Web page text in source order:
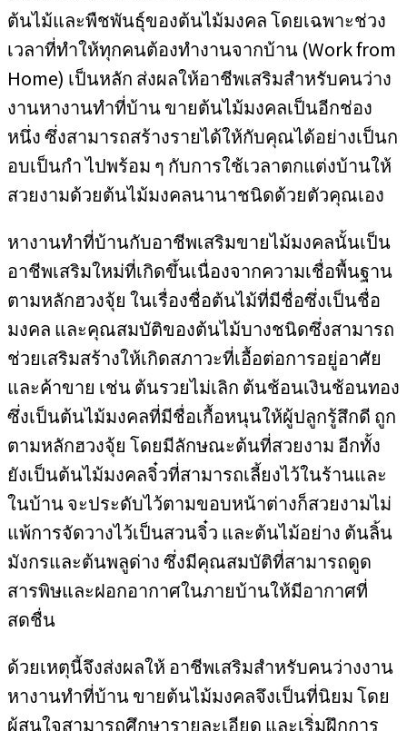
ต้นไม้และพืชพันธุ์ของต้นไม้มงคล โดยเฉพาะช่วง
เวลาที่ทำให้ทุกคนต้องทำงานจากบ้าน (Work from
Home) เป็นหลัก ส่งผลให้อาชีพเสริมสำหรับคนว่าง
งานหางานทำที่บ้าน ขายต้นไม้มงคลเป็นอีกช่อง
หนึ่ง ซึ่งสามารถสร้างรายได้ให้กับคุณได้อย่างเป็นก
อบเป็นกำ ไปพร้อม ๆ กับการใช้เวลาตกแต่งบ้านให้
สวยงามด้วยต้นไม้มงคลนานาชนิดด้วยตัวคุณเอง
หางานทำที่บ้านกับอาชีพเสริมขายไม้มงคลนั้นเป็น
อาชีพเสริมใหม่ที่เกิดขึ้นเนื่องจากความเชื่อพื้นฐาน
ตามหลักฮวงจุ้ย ในเรื่องชื่อต้นไม้ที่มีชื่อซึ่งเป็นชื่อ
มงคล และคุณสมบัติของต้นไม้บางชนิดซึ่งสามารถ
ช่วยเสริมสร้างให้เกิดสภาวะที่เอื้อต่อการอยู่อาศัย
และค้าขาย เช่น ต้นรวยไม่เลิก ต้นช้อนเงินช้อนทอง
ซึ่งเป็นต้นไม้มงคลที่มีชื่อเกื้อหนุนให้ผู้ปลูกรู้สึกดี ถูก
ตามหลักฮวงจุ้ย โดยมีลักษณะต้นที่สวยงาม อีกทั้ง
ยังเป็นต้นไม้มงคลจิ๋วที่สามารถเลี้ยงไว้ในร้านและ
ในบ้าน จะประดับไว้ตามขอบหน้าต่างก็สวยงามไม่
แพ้การจัดวางไว้เป็นสวนจิ๋ว และต้นไม้อย่าง ต้นลิ้น
มังกรและต้นพลูด่าง ซึ่งมีคุณสมบัติที่สามารถดูด
สารพิษและฝอกอากาศในภายบ้านให้มีอากาศที่
สดชื่น
ด้วยเหตุนี้จึงส่งผลให้ อาชีพเสริมสำหรับคนว่างงาน
หางานทำที่บ้าน ขายต้นไม้มงคลจึงเป็นที่นิยม โดย
ผู้สนใจสามารถศึกษารายละเอียด และเริ่มฝึกการ